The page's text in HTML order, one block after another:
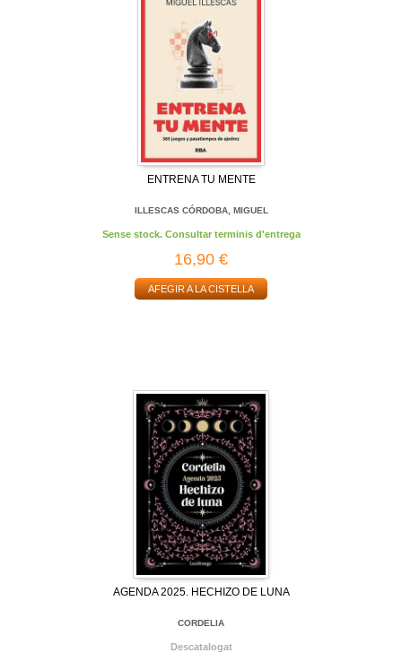
ENTRENA TU MENTE
ILLESCAS CÓRDOBA, MIGUEL
Sense stock. Consultar terminis d'entrega
16,90 €
AFEGIR A LA CISTELLA
AGENDA 2025. HECHIZO DE LUNA
CORDELIA
Descatalogat